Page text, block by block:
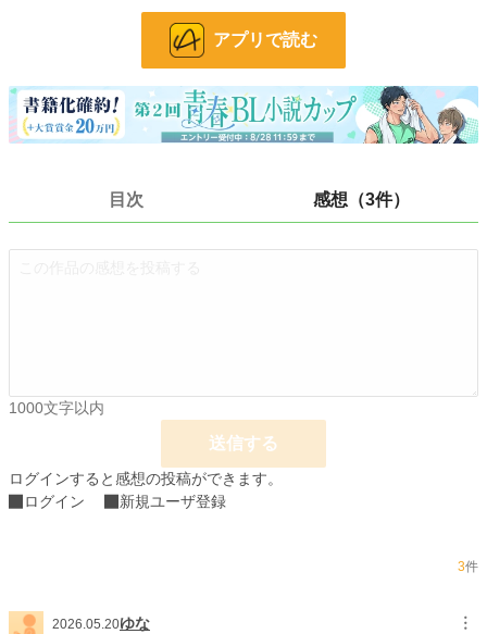
2025.10.13 23:12
初回公開日時 2023.08.19 00:00
初回完結日時 2023.11.25 16:29
年間ポイント 137,656 pt (4,507 位)
アプリで読む
目次 感想（3件）
1000文字以内
送信する
ログインすると感想の投稿ができます。
ログイン
新規ユーザ登録
3件
2026.05.20ゆな ︙